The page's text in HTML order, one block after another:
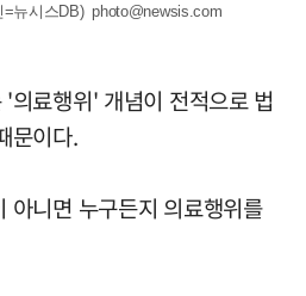
=뉴시스DB)photo@newsis.com
의료행위' 개념이 전적으로 법
문이다.
아니면 누구든지 의료행위를